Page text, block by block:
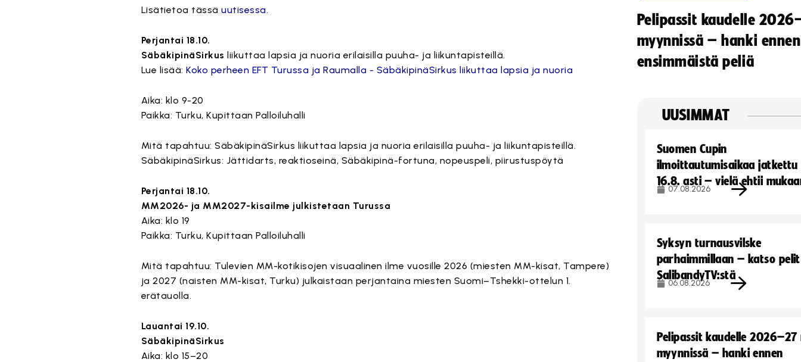
Lisätietoa tässäuutisessa.
Perjantai 18.10.
SäbäkipinäSirkusliikuttaa lapsia ja nuoria erilaisilla puuha- ja liikuntapisteillä.
Lue lisää:Koko perheen EFT Turussa ja Raumalla - SäbäkipinäSirkus liikuttaa lapsia ja nuoria
Aika: klo 9-20
Paikka: Turku, Kupittaan Palloiluhalli
Mitä tapahtuu: SäbäkipinäSirkus liikuttaa lapsia ja nuoria erilaisilla puuha- ja liikuntapisteillä.
SäbäkipinäSirkus: Jättidarts, reaktioseinä, Säbäkipinä-fortuna, nopeuspeli, piirustuspöytä
Perjantai 18.10.
MM2026- ja MM2027-kisailme julkistetaan Turussa
Aika: klo 19
Paikka: Turku, Kupittaan Palloiluhalli
Mitä tapahtuu: Tulevien MM-kotikisojen visuaalinen ilme vuosille 2026 (miesten MM-kisat, Tampere)
ja 2027 (naisten MM-kisat, Turku) julkaistaan perjantaina miesten Suomi–Tshekki-ottelun 1.
erätauolla.
Lauantai 19.10.
SäbäkipinäSirkus
Aika: klo 15–20
Pelipassit kaudelle
myynnissä – hanki ennen
ensimmäistä peliä
UUSIMMAT
Suomen Cupin
ilmoittautumisaikaa jatkettu
16.8. asti – vielä ehtii
07.08.2026
Syksyn turnausvilske
parhaimmillaan – katso pelit
SalibandyTV:stä
06.08.2026
Pelipassit kaudelle
myynnissä – hanki ennen